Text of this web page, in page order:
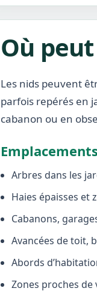
Où
Les nids peuvent
parfois repérés en
cabanon ou en
Arbres dans les
Haies épaisses et
Cabanons,
Avancées de toit,
Abords
Zones proches